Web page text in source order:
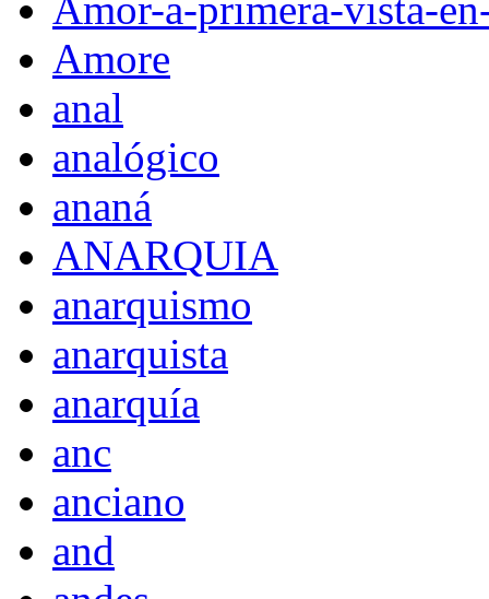
Amor-a-primera-vista-
Amore
anal
analógico
ananá
ANARQUIA
anarquismo
anarquista
anarquía
anc
anciano
and